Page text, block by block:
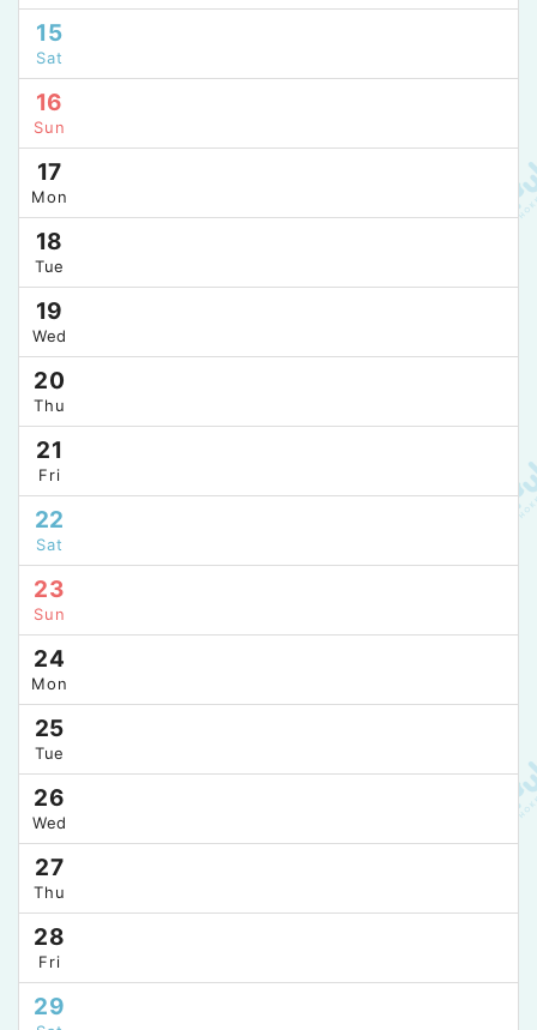
15
Sat
16
Sun
17
Mon
18
Tue
19
Wed
20
Thu
21
Fri
22
Sat
23
Sun
24
Mon
25
Tue
26
Wed
27
Thu
28
Fri
29